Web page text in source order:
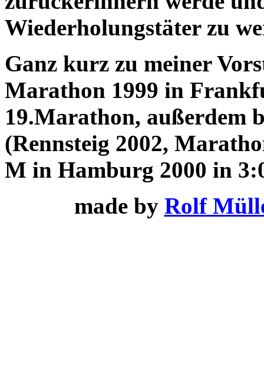
Wiederholungstäter zu
Ganz kurz zu meiner
Marathon 1999 in
19.Marathon, außerdem
(Rennsteig 2002,
M in Hamburg 2000 in
made by Rolf